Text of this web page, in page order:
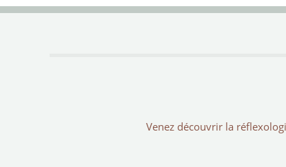
Venez découvrir la